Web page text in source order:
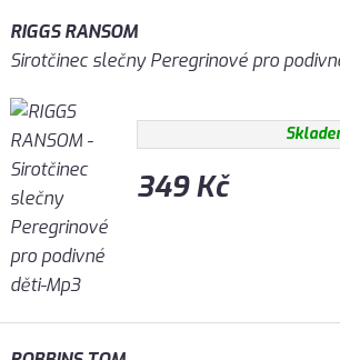
RIGGS RANSOM
Sirotčinec slečny Peregrinové pro
349 Kč